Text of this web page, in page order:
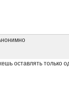
оставлять только